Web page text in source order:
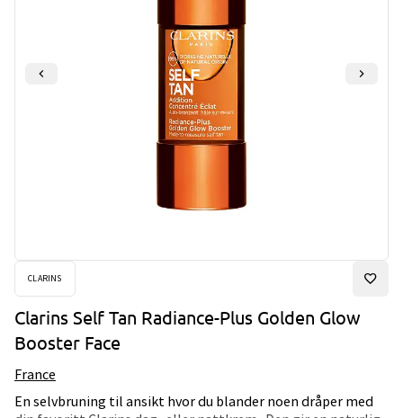
CLARINS
Clarins Self Tan Radiance-Plus Golden Glow
Booster Face
France
En selvbruning til ansikt hvor du blander noen dråper med